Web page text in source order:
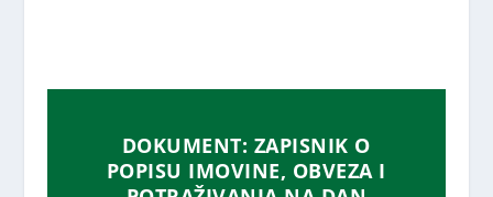
DOKUMENT: ZAPISNIK O
POPISU IMOVINE, OBVEZA I